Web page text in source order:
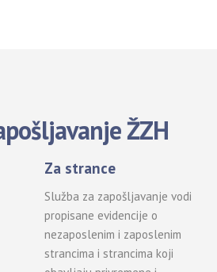
ŽZH
Za strance
Služba za zapošljavanje vodi
propisane evidencije o
nezaposlenim i zaposlenim
strancima i strancima koji